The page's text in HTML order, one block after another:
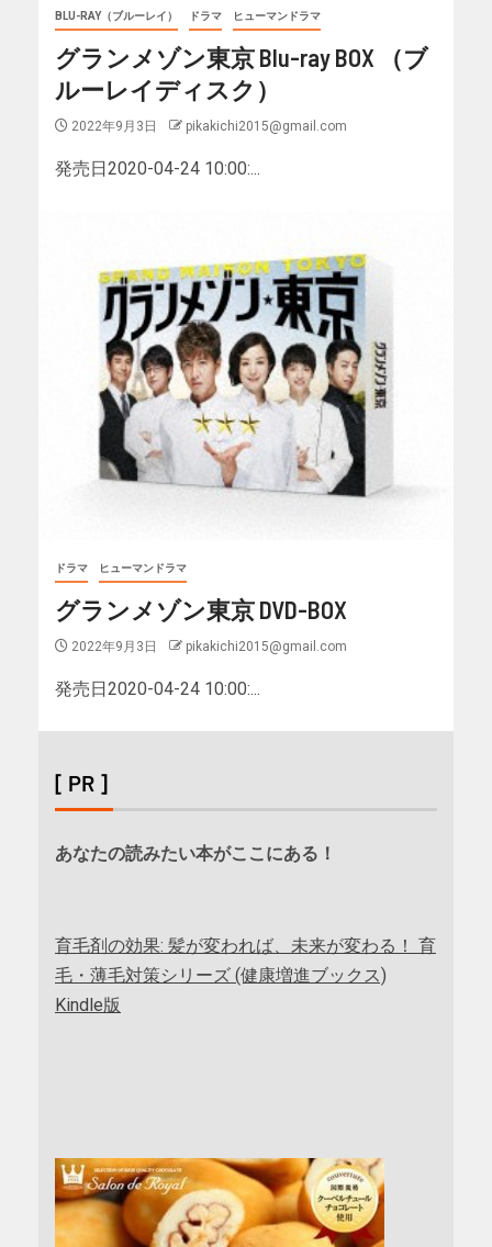
BLU-RAY（ブルーレイ） ドラマ ヒューマンドラマ
グランメゾン東京 Blu-ray BOX （ブ
ルーレイディスク）
2022年9月3日 pikakichi2015@gmail.com
発売日2020-04-24 10:00:...
ドラマ ヒューマンドラマ
グランメゾン東京 DVD-BOX
2022年9月3日 pikakichi2015@gmail.com
発売日2020-04-24 10:00:...
[ PR ]
あなたの読みたい本がここにある！
育毛剤の効果: 髪が変われば、未来が変わる！ 育
毛・薄毛対策シリーズ (健康増進ブックス)
Kindle版